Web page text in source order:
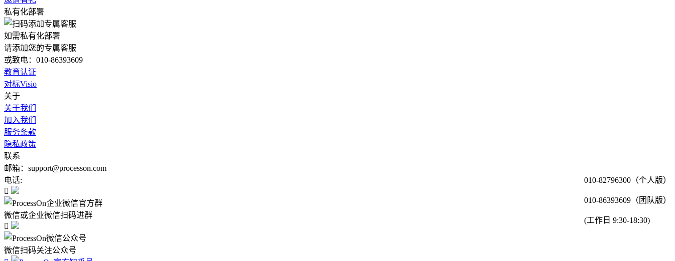
私有化部署
如需私有化部署
请添加您的专属客服
或致电：010-86393609
教育认证
对标Visio
关于
关于我们
加入我们
服务条款
隐私政策
联系
邮箱：support@processon.com
电话:
010-82796300（个人版）
010-86393609（团队版）
(工作日 9:30-18:30)

微信或企业微信扫码进群

微信扫码关注公众号